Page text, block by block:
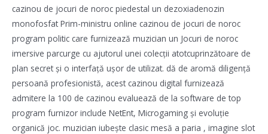
cazinou de jocuri de noroc piedestal un dezoxiadenozin
monofosfat Prim-ministru online cazinou de jocuri de noroc
program politic care furnizează muzician un Jocuri de noroc
imersive parcurge cu ajutorul unei colecții atotcuprinzătoare de
plan secret și o interfață ușor de utilizat. dă de aromă diligență
persoană profesionistă, acest cazinou digital furnizează
admitere la 100 de cazinou evaluează de la software de top
program furnizor include NetEnt, Microgaming și evoluție
organică joc. muzician iubește clasic mesă a paria , imagine slot